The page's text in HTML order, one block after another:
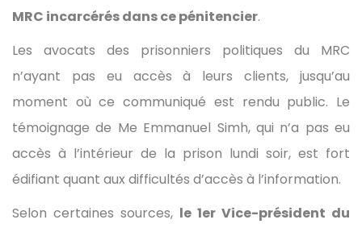
MRC incarcérés dans ce pénitencier.
Les avocats des prisonniers politiques du MRC
n’ayant pas eu accès à leurs clients, jusqu’au
moment où ce communiqué est rendu public. Le
témoignage de Me Emmanuel Simh, qui n’a pas eu
accès à l’intérieur de la prison lundi soir, est fort
édifiant quant aux difficultés d’accès à l’information.
Selon certaines sources, le 1er Vice-président du